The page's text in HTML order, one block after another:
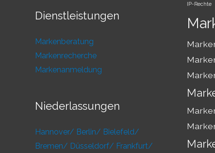
Dienstleistungen
Markenberatung
Markenrecherche
Markenanmeldung
Niederlassungen
Hannover/ Berlin/ Bielefeld/
Bremen/ Düsseldorf/ Frankfurt/
IP-Rechte